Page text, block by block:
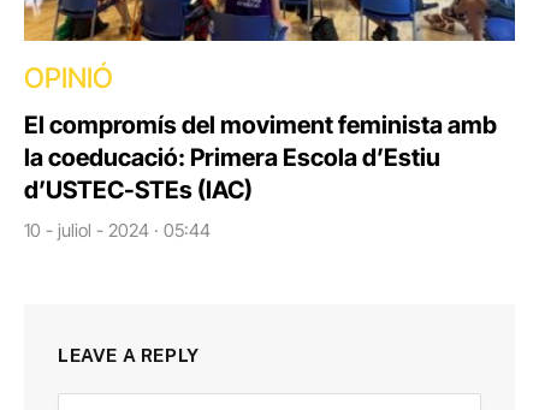
OPINIÓ
El compromís del moviment feminista amb
la coeducació: Primera Escola d’Estiu
d’USTEC-STEs (IAC)
10 - juliol - 2024 · 05:44
LEAVE A REPLY